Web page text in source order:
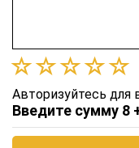
Авторизуйтесь для
Введите сумму 8